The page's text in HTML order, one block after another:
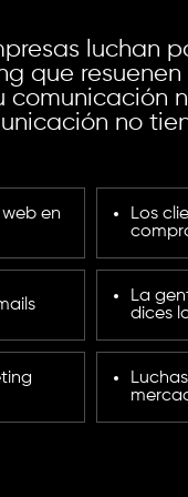
luchan
que resuenen
comunicación
no
en
Los
La
dices